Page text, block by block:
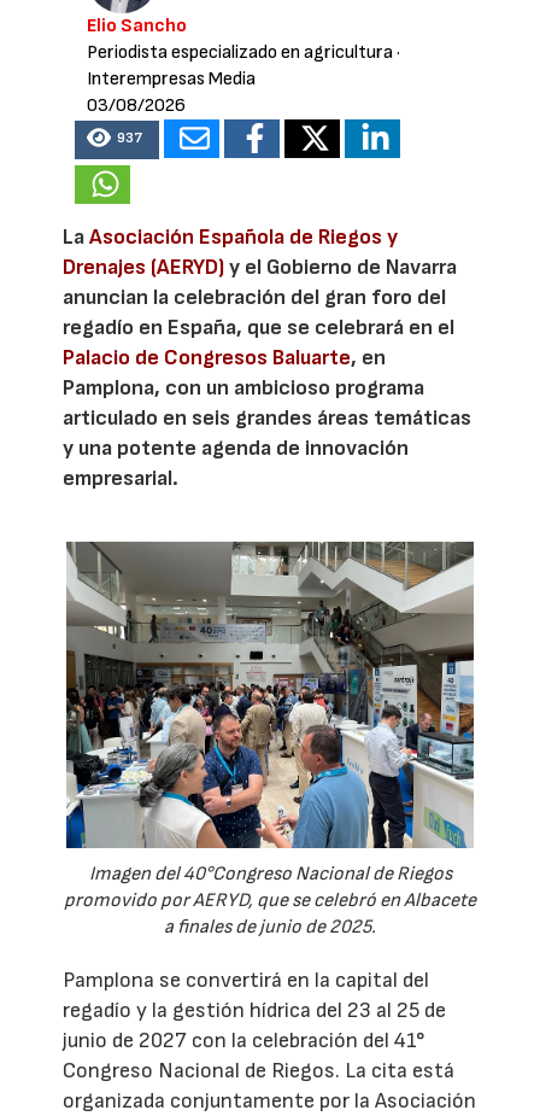
Elio Sancho
Periodista especializado en agricultura·
Interempresas Media
03/08/2026
937
LaAsociación Española de Riegos y
Drenajes (AERYD)y el Gobierno de Navarra
anuncian la celebración del gran foro del
regadío en España, que se celebrará en el
Palacio de Congresos Baluarte, en
Pamplona, con un ambicioso programa
articulado en seis grandes áreas temáticas
y una potente agenda de innovación
empresarial.
Imagen del 40°Congreso Nacional de Riegos
promovido por AERYD, que se celebró en Albacete
a finales de junio de 2025.
Pamplona se convertirá en la capital del
regadío y la gestión hídrica del 23 al 25 de
junio de 2027 con la celebración del 41°
Congreso Nacional de Riegos. La cita está
organizada conjuntamente por la Asociación